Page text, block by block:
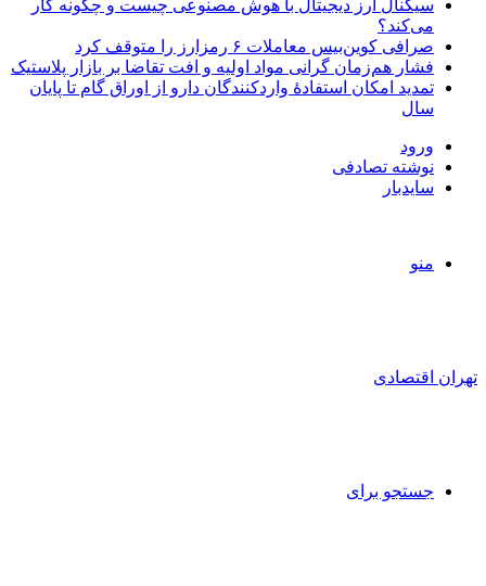
سیگنال ارز دیجیتال با هوش مصنوعی چیست و چگونه کار
می‌کند؟
صرافی کوین‌بیس معاملات ۶ رمزارز را متوقف کرد
فشار هم‌زمان گرانی مواد اولیه و افت تقاضا بر بازار پلاستیک
تمدید امکان استفادۀ واردکنندگان دارو از اوراق گام تا پایان
سال
ورود
نوشته تصادفی
سایدبار
منو
تهران اقتصادی
جستجو برای